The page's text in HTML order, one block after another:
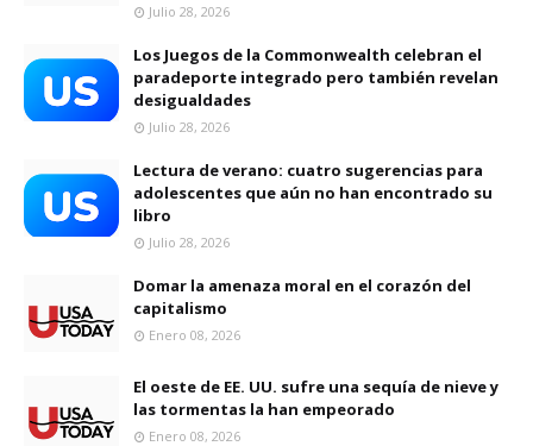
Julio 28, 2026
Los Juegos de la Commonwealth celebran el
paradeporte integrado pero también revelan
desigualdades
Julio 28, 2026
Lectura de verano: cuatro sugerencias para
adolescentes que aún no han encontrado su
libro
Julio 28, 2026
Domar la amenaza moral en el corazón del
capitalismo
Enero 08, 2026
El oeste de EE. UU. sufre una sequía de nieve y
las tormentas la han empeorado
Enero 08, 2026